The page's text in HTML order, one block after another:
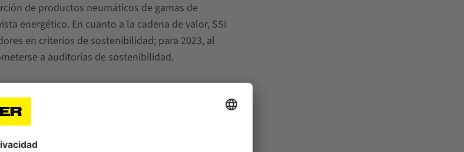
de productos neumáticos de gamas de
energético. En cuanto a la cadena de valor, SSI
en criterios de sostenibilidad; para 2023, al
a auditorías de sostenibilidad.
para las 18 mayores entidades (Alcance 1 y
el Grupo SSI SCHAEFER a finales de 2022.
un Consejo Global de Sostenibilidad (GSC) dirigido